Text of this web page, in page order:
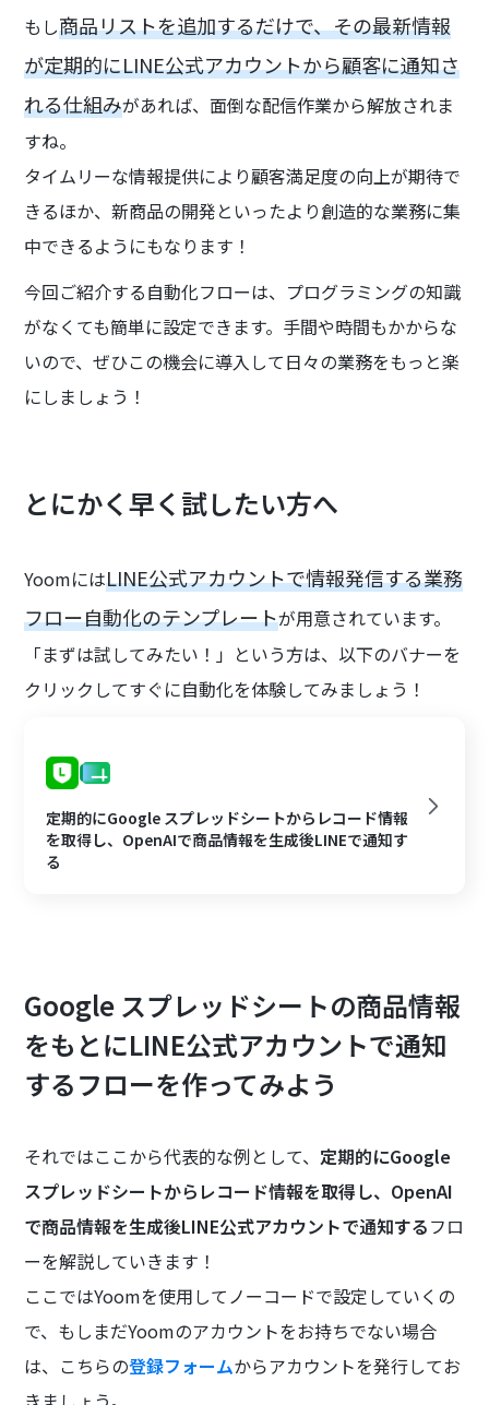
もし商品リストを追加するだけで、その最新情報
が定期的にLINE公式アカウントから顧客に通知さ
れる仕組みがあれば、面倒な配信作業から解放されま
すね。
タイムリーな情報提供により顧客満足度の向上が期待で
きるほか、新商品の開発といったより創造的な業務に集
中できるようにもなります！
今回ご紹介する自動化フローは、プログラミングの知識
がなくても簡単に設定できます。手間や時間もかからな
いので、ぜひこの機会に導入して日々の業務をもっと楽
にしましょう！
とにかく早く試したい方へ
YoomにはLINE公式アカウントで情報発信する業務
フロー自動化のテンプレートが用意されています。
「まずは試してみたい！」という方は、以下のバナーを
クリックしてすぐに自動化を体験してみましょう！
定期的にGoogle スプレッドシートからレコード情報
を取得し、OpenAIで商品情報を生成後LINEで通知す
る
Google スプレッドシートの商品情報
をもとにLINE公式アカウントで通知
するフローを作ってみよう
それではここから代表的な例として、定期的にGoogle
スプレッドシートからレコード情報を取得し、OpenAI
で商品情報を生成後LINE公式アカウントで通知するフロ
ーを解説していきます！
ここではYoomを使用してノーコードで設定していくの
で、もしまだYoomのアカウントをお持ちでない場合
は、こちらの登録フォームからアカウントを発行してお